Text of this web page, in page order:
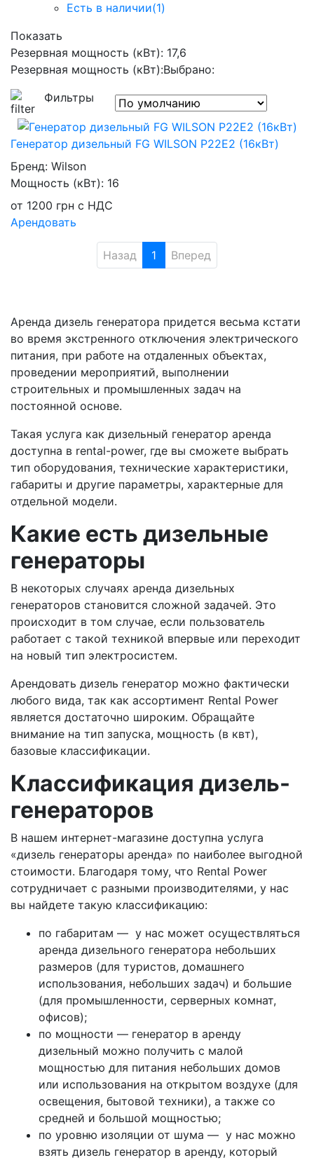
Есть в наличии(1)
Показать
Резервная мощность (кВт): 17,6
Резервная мощность (кВт):Выбрано:
Фильтры
Генератор дизельный FG WILSON P22E2 (16кВт)
Бренд: Wilson
Мощность (кВт): 16
от 1200 грн с НДС
Арендовать
Назад 1 Вперед
Аренда дизель генератора придется весьма кстати
во время экстренного отключения электрического
питания, при работе на отдаленных объектах,
проведении мероприятий, выполнении
строительных и промышленных задач на
постоянной основе.
Такая услуга как дизельный генератор аренда
доступна в rental-power, где вы сможете выбрать
тип оборудования, технические характеристики,
габариты и другие параметры, характерные для
отдельной модели.
Какие есть дизельные
генераторы
В некоторых случаях аренда дизельных
генераторов становится сложной задачей. Это
происходит в том случае, если пользователь
работает с такой техникой впервые или переходит
на новый тип электросистем.
Арендовать дизель генератор можно фактически
любого вида, так как ассортимент Rental Power
является достаточно широким. Обращайте
внимание на тип запуска, мощность (в квт),
базовые классификации.
Классификация дизель-
генераторов
В нашем интернет-магазине доступна услуга
«дизель генераторы аренда» по наиболее выгодной
стоимости. Благодаря тому, что Rental Power
сотрудничает с разными производителями, у нас
вы найдете такую классификацию:
по габаритам — у нас может осуществляться
аренда дизельного генератора небольших
размеров (для туристов, домашнего
использования, небольших задач) и большие
(для промышленности, серверных комнат,
офисов);
по мощности — генератор в аренду
дизельный можно получить с малой
мощностью для питания небольших домов
или использования на открытом воздухе (для
освещения, бытовой техники), а также со
средней и большой мощностью;
по уровню изоляции от шума — у нас можно
взять дизель генератор в аренду, который